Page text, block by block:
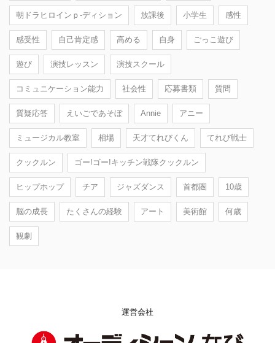
朝ドラヒロインｐ-ディション 放課後 小学生 感性
感受性 自己肯定感 高める 自身 ごっこ遊び
遊び 演技レッスン 演技スクール
コミュニケーション能力 社会性 応募書類 質問
質疑応答 えいごであそぼ Annie アニー
ミュージカル教室 相場 天才てれびくん てれび戦士
クックルン ゴー!ゴー!キッチン戦隊クックルン
ヒップホップ チア ジャズダンス 首都圏 10歳
脳の成長 たくさんの経験 アート 美術館 何歳
観劇
運営会社